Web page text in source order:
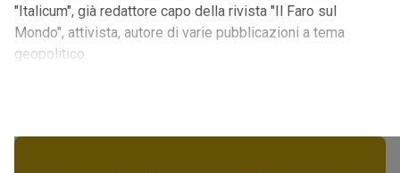
"Italicum", già redattore capo della rivista "Il Faro sul
Mondo", attivista, autore di varie pubblicazioni a tema
geopolitico.